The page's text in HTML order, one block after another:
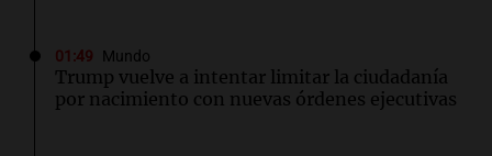
01:49 Mundo
Trump vuelve a intentar limitar la ciudadanía
por nacimiento con nuevas órdenes ejecutivas